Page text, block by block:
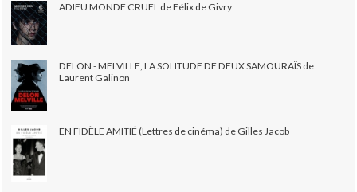
ADIEU MONDE CRUEL de Félix de Givry
DELON - MELVILLE, LA SOLITUDE DE DEUX SAMOURAÏS de
Laurent Galinon
EN FIDÈLE AMITIÉ (Lettres de cinéma) de Gilles Jacob